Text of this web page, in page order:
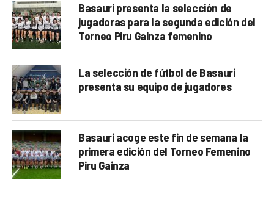
Basauri presenta la selección de
jugadoras para la segunda edición del
Torneo Piru Gainza femenino
La selección de fútbol de Basauri
presenta su equipo de jugadores
Basauri acoge este fin de semana la
primera edición del Torneo Femenino
Piru Gainza